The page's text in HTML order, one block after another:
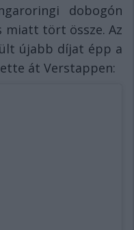
dobogón
miatt tört össze. Az
újabb díjat épp a
át Verstappen: